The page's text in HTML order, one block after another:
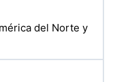
del Norte y